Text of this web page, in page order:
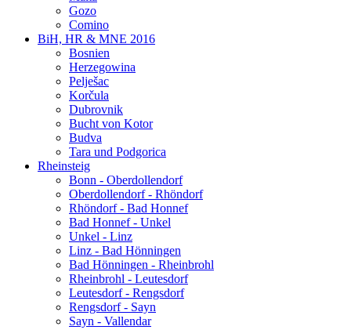
Gozo
Comino
BiH, HR & MNE 2016
Bosnien
Herzegowina
Pelješac
Korčula
Dubrovnik
Bucht von Kotor
Budva
Tara und Podgorica
Rheinsteig
Bonn - Oberdollendorf
Oberdollendorf - Rhöndorf
Rhöndorf - Bad Honnef
Bad Honnef - Unkel
Unkel - Linz
Linz - Bad Hönningen
Bad Hönningen - Rheinbrohl
Rheinbrohl - Leutesdorf
Leutesdorf - Rengsdorf
Rengsdorf - Sayn
Sayn - Vallendar